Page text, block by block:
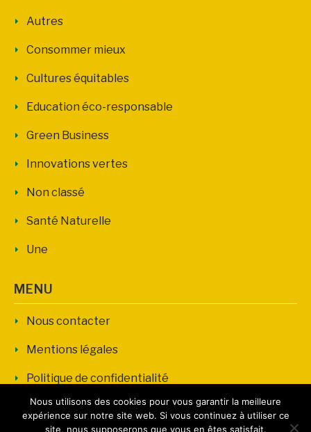
Autres
Consommer mieux
Cultures équitables
Education éco-responsable
Green Business
Innovations vertes
Non classé
Santé Naturelle
Une
MENU
Nous contacter
Mentions légales
Politique de confidentialité
Nous utilisons des cookies pour vous garantir la meilleure
expérience sur notre site web. Si vous continuez à utiliser ce
site, nous supposerons que vous en êtes satisfait.